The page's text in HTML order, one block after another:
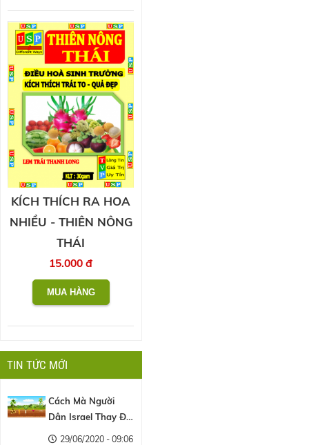
KÍCH THÍCH RA HOA
NHIỀU - THIÊN NÔNG
THÁI
15.000 đ
TIN TỨC MỚI
Cách Mà Người
Dân Israel Thay Đổi
Nền Nông Nghiệp
29/06/2020 - 09:06